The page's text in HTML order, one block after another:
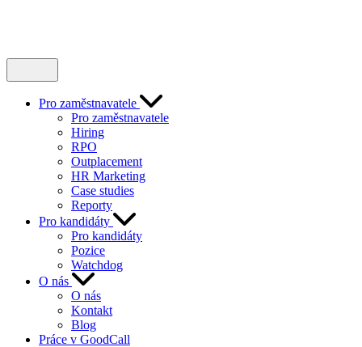
Pro zaměstnavatele
Pro zaměstnavatele
Hiring
RPO
Outplacement
HR Marketing
Case studies
Reporty
Pro kandidáty
Pro kandidáty
Pozice
Watchdog
O nás
O nás
Kontakt
Blog
Práce v GoodCall